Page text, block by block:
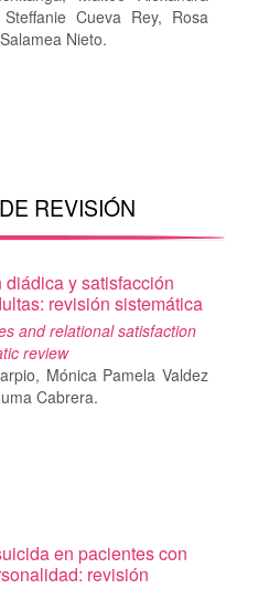
Cueva Rey, Rosa
Nieto.
REVISIÓN
y satisfacción
revisión sistemática
and relational satisfaction
review
Mónica Pamela Valdez
Cabrera.
en pacientes con
revisión